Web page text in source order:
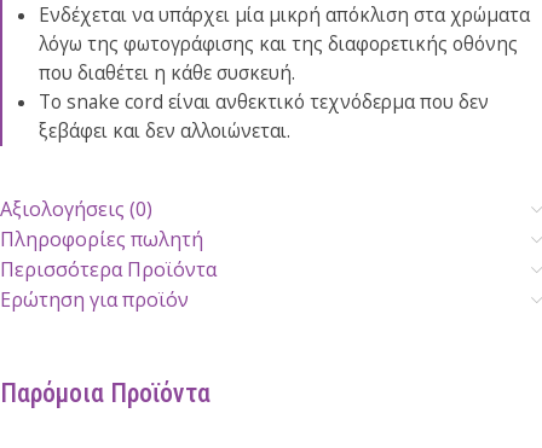
Ενδέχεται να υπάρχει μία μικρή απόκλιση στα χρώματα
λόγω της φωτογράφισης και της διαφορετικής οθόνης
που διαθέτει η κάθε συσκευή.
Το snake cord είναι ανθεκτικό τεχνόδερμα που δεν
ξεβάφει και δεν αλλοιώνεται.
Αξιολογήσεις (0)
Πληροφορίες πωλητή
Περισσότερα Προϊόντα
Ερώτηση για προϊόν
Παρόμοια Προϊόντα